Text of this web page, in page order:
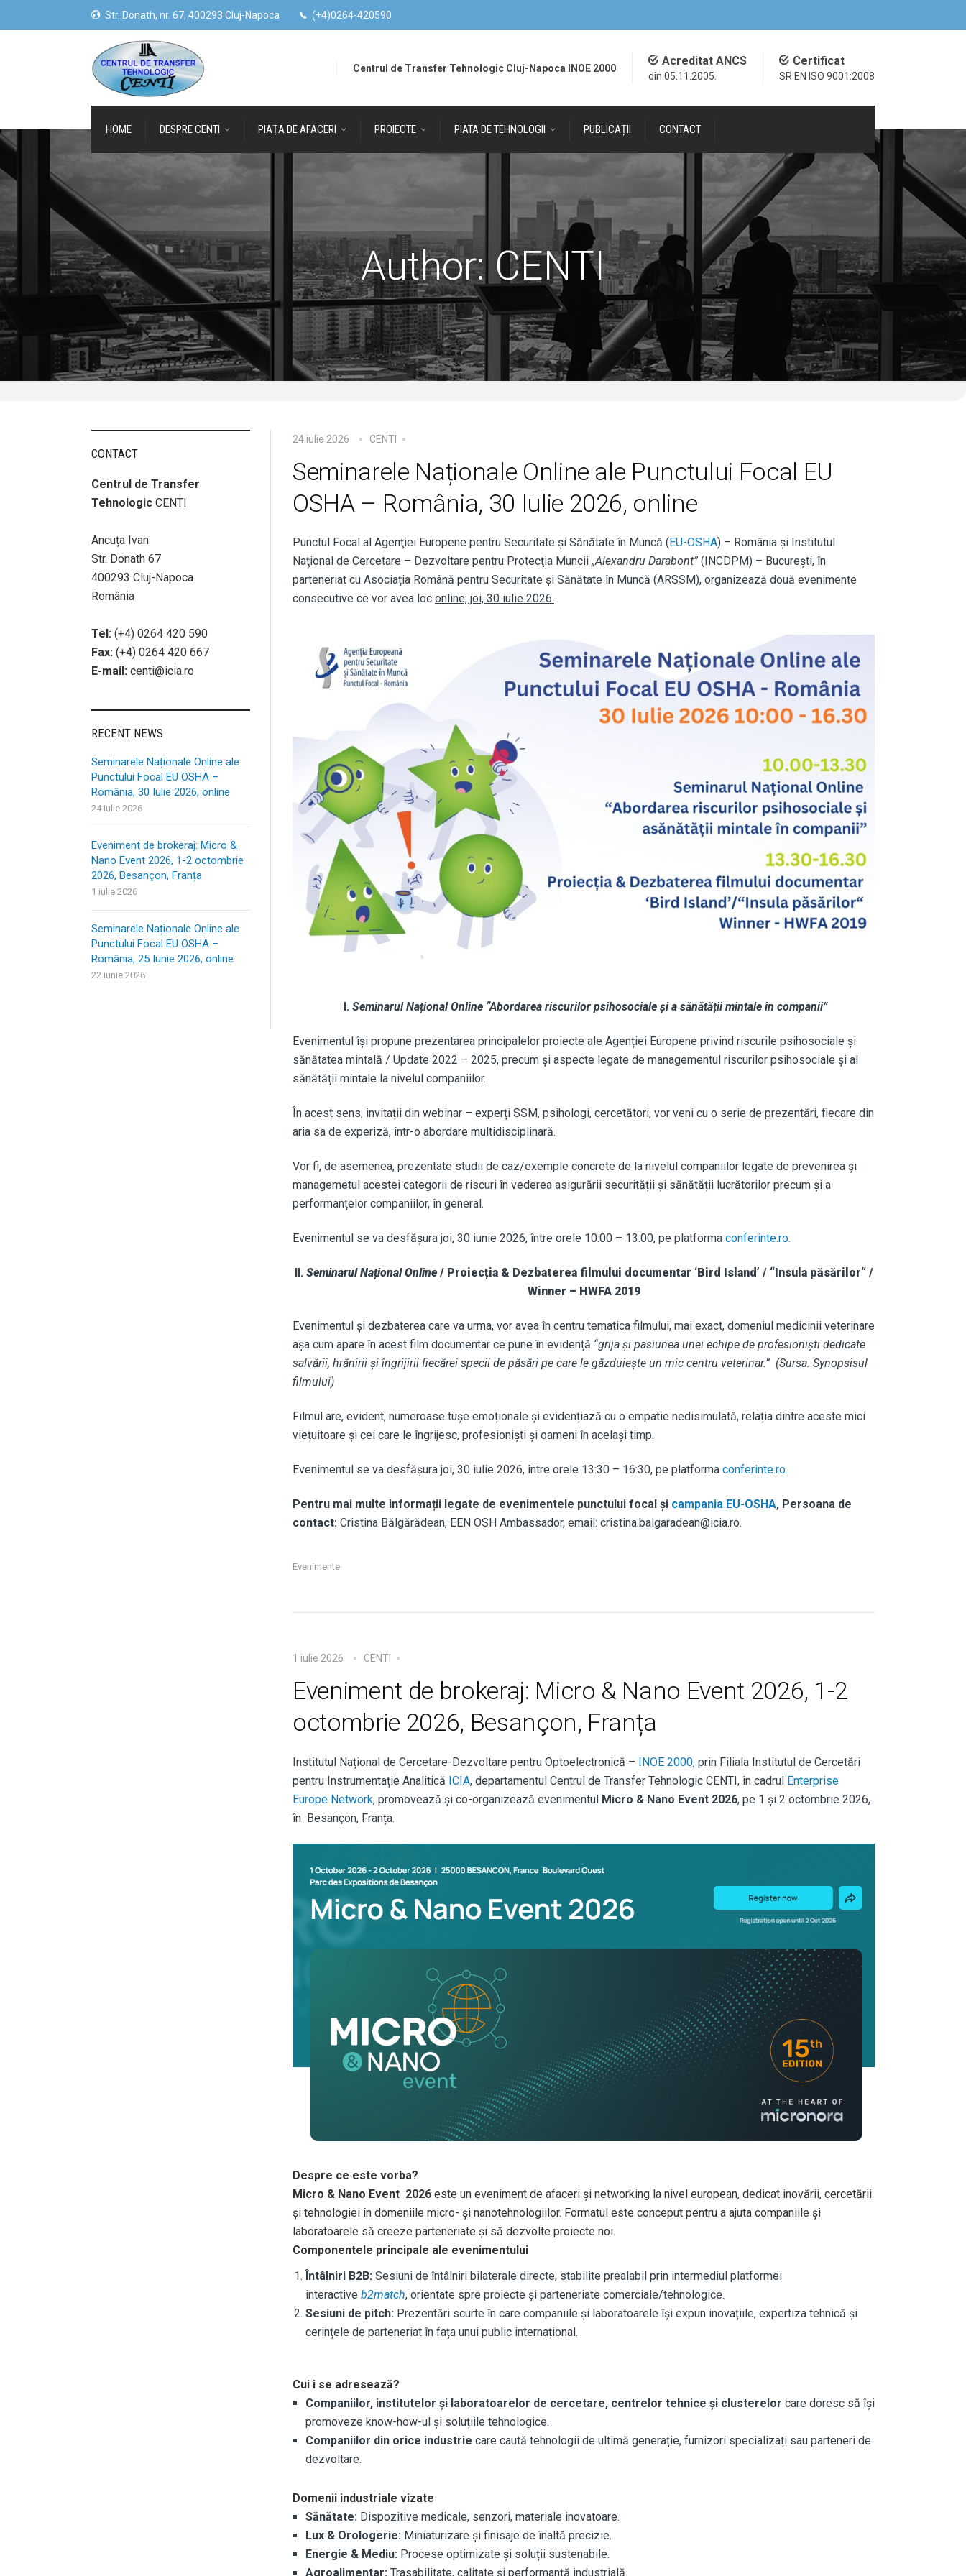
Str. Donath, nr. 67, 400293 Cluj-Napoca (+4)0264-420590
Certificat
SR EN ISO 9001:2008
Acreditat ANCS
din 05.11.2005.
Centrul de Transfer Tehnologic Cluj-Napoca INOE 2000
HOME DESPRE CENTI PIAȚA DE AFACERI PROIECTE PIATA DE TEHNOLOGII PUBLICAȚII CONTACT
Author: CENTI
24 iulie 2026 CENTI
Seminarele Naționale Online ale Punctului Focal EU
OSHA – România, 30 Iulie 2026, online
Punctul Focal al Agenţiei Europene pentru Securitate şi Sănătate în Muncă ( EU-OSHA) – România și Institutul
Naţional de Cercetare – Dezvoltare pentru Protecţia Muncii „Alexandru Darabont” (INCDPM) – București, în
parteneriat cu Asociația Română pentru Securitate și Sănătate în Muncă (ARSSM), organizează două evenimente
consecutive ce vor avea loc online, joi, 30 iulie 2026.
I. Seminarul Național Online “Abordarea riscurilor psihosociale și a sănătății mintale în companii”
Evenimentul își propune prezentarea principalelor proiecte ale Agenției Europene privind riscurile psihosociale și
sănătatea mintală / Update 2022 – 2025, precum și aspecte legate de managementul riscurilor psihosociale și al
sănătății mintale la nivelul companiilor.
În acest sens, invitații din webinar – experți SSM, psihologi, cercetători, vor veni cu o serie de prezentări, fiecare din
aria sa de experiză, într-o abordare multidisciplinară.
Vor fi, de asemenea, prezentate studii de caz/exemple concrete de la nivelul companiilor legate de prevenirea și
managemetul acestei categorii de riscuri în vederea asigurării securității și sănătății lucrătorilor precum și a
performanțelor companiilor, în general.
Evenimentul se va desfășura joi, 30 iunie 2026, între orele 10:00 – 13:00, pe platforma conferinte.ro.
II. Seminarul Național Online / Proiecția & Dezbaterea filmului documentar ‘Bird Island’ / “Insula păsărilor“ /
Winner – HWFA 2019
Evenimentul și dezbaterea care va urma, vor avea în centru tematica filmului, mai exact, domeniul medicinii veterinare
așa cum apare în acest film documentar ce pune în evidență “grija și pasiunea unei echipe de profesioniști dedicate
salvării, hrănirii și îngrijirii fiecărei specii de păsări pe care le găzduiește un mic centru veterinar.” (Sursa: Synopsisul
filmului)
Filmul are, evident, numeroase tușe emoționale și evidențiază cu o empatie nedisimulată, relația dintre aceste mici
viețuitoare și cei care le îngrijesc, profesioniști și oameni în același timp.
Evenimentul se va desfășura joi, 30 iulie 2026, între orele 13:30 – 16:30, pe platforma conferinte.ro.
Pentru mai multe informații legate de evenimentele punctului focal și campania EU-OSHA, Persoana de
contact: Cristina Bălgărădean, EEN OSH Ambassador, email: cristina.balgaradean@icia.ro.
Evenimente
1 iulie 2026 CENTI
Eveniment de brokeraj: Micro & Nano Event 2026, 1-2
octombrie 2026, Besançon, Franța
Institutul Național de Cercetare-Dezvoltare pentru Optoelectronică – INOE 2000, prin Filiala Institutul de Cercetări
pentru Instrumentație Analitică ICIA, departamentul Centrul de Transfer Tehnologic CENTI, în cadrul Enterprise
Europe Network, promovează și co-organizează evenimentul Micro & Nano Event 2026, pe 1 și 2 octombrie 2026,
în Besançon, Franța.
Despre ce este vorba?
Micro & Nano Event 2026 este un eveniment de afaceri și networking la nivel european, dedicat inovării, cercetării
și tehnologiei în domeniile micro- și nanotehnologiilor. Formatul este conceput pentru a ajuta companiile și
laboratoarele să creeze parteneriate și să dezvolte proiecte noi.
Componentele principale ale evenimentului
Întâlniri B2B: Sesiuni de întâlniri bilaterale directe, stabilite prealabil prin intermediul platformei
interactive b2match, orientate spre proiecte și parteneriate comerciale/tehnologice.
Sesiuni de pitch: Prezentări scurte în care companiile și laboratoarele își expun inovațiile, expertiza tehnică și
cerințele de parteneriat în fața unui public internațional.
Cui i se adresează?
Companiilor, institutelor și laboratoarelor de cercetare, centrelor tehnice și clusterelor care doresc să își
promoveze know-how-ul și soluțiile tehnologice.
Companiilor din orice industrie care caută tehnologii de ultimă generație, furnizori specializați sau parteneri de
dezvoltare.
Domenii industriale vizate
Sănătate: Dispozitive medicale, senzori, materiale inovatoare.
Lux & Orologerie: Miniaturizare și finisaje de înaltă precizie.
Energie & Mediu: Procese optimizate și soluții sustenabile.
Agroalimentar: Trasabilitate, calitate și performanță industrială.
CONTACT
Centrul de Transfer
Tehnologic CENTI
Ancuța Ivan
Str. Donath 67
400293 Cluj-Napoca
România
Tel: (+4) 0264 420 590
Fax: (+4) 0264 420 667
E-mail: centi@icia.ro
RECENT NEWS
Seminarele Naționale Online ale
Punctului Focal EU OSHA –
România, 30 Iulie 2026, online
24 iulie 2026
Eveniment de brokeraj: Micro &
Nano Event 2026, 1-2 octombrie
2026, Besançon, Franța
1 iulie 2026
Seminarele Naționale Online ale
Punctului Focal EU OSHA –
România, 25 Iunie 2026, online
22 iunie 2026